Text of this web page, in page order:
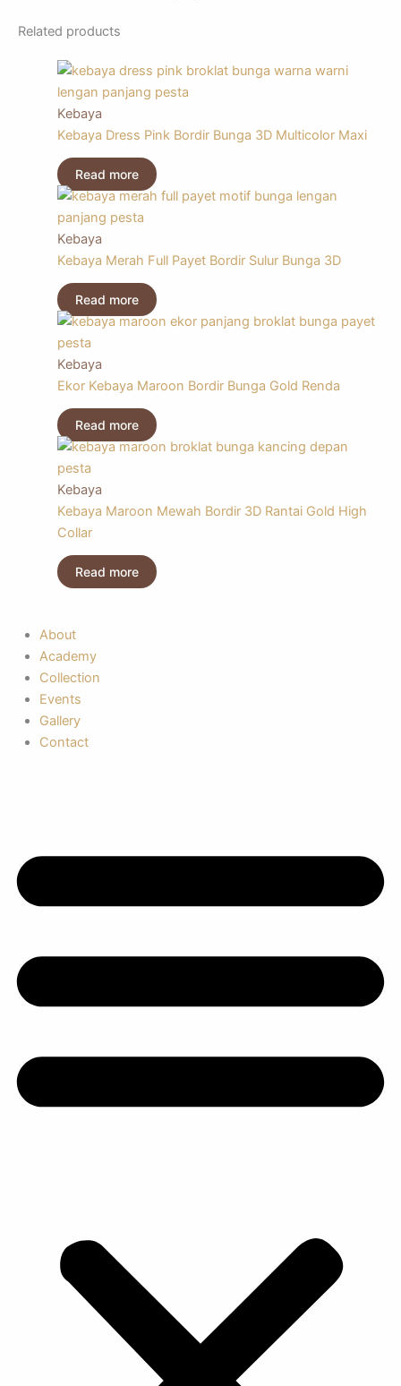
Related products
Kebaya
Kebaya Dress Pink Bordir Bunga 3D Multicolor Maxi
Read more
Kebaya
Kebaya Merah Full Payet Bordir Sulur Bunga 3D
Read more
Kebaya
Ekor Kebaya Maroon Bordir Bunga Gold Renda
Read more
Kebaya
Kebaya Maroon Mewah Bordir 3D Rantai Gold High
Collar
Read more
About
Academy
Collection
Events
Gallery
Contact